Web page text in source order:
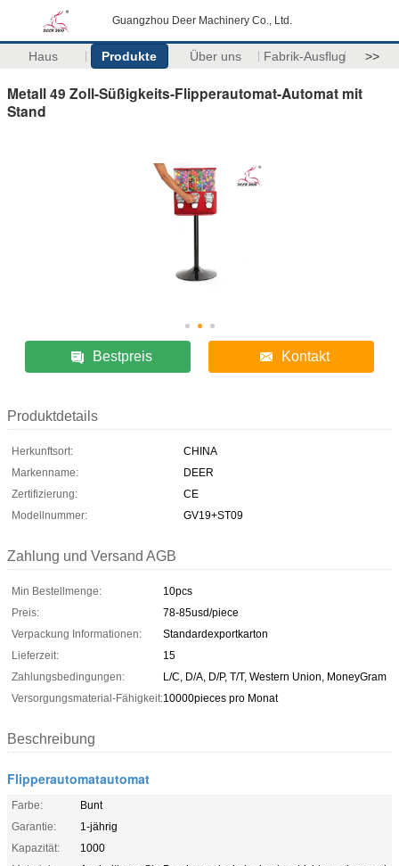
Guangzhou Deer Machinery Co., Ltd.
Haus Produkte Über uns Fabrik-Ausflug >>
Metall 49 Zoll-Süßigkeits-Flipperautomat-Automat mit
Stand
Bestpreis Kontakt
Produktdetails
Herkunftsort:
CHINA
Markenname:
DEER
Zertifizierung:
CE
Modellnummer:
GV19+ST09
Zahlung und Versand AGB
Min Bestellmenge:
10pcs
Preis:
78-85usd/piece
Verpackung Informationen:
Standardexportkarton
Lieferzeit:
15
Zahlungsbedingungen:
L/C, D/A, D/P, T/T, Western Union, MoneyGram
Versorgungsmaterial-Fähigkeit:10000pieces pro Monat
Beschreibung
Flipperautomatautomat
Farbe:
Bunt
Garantie:
1-jährig
Kapazität:
1000